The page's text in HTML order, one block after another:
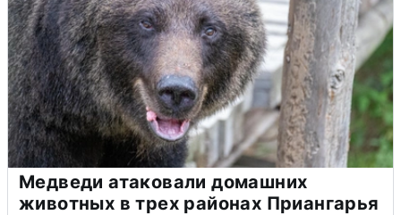
Медведи атаковали домашних
животных в трех районах Приангарья